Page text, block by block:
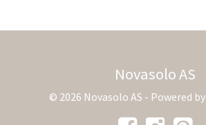
Novasolo AS
© 2026 Novasolo AS - Powered by